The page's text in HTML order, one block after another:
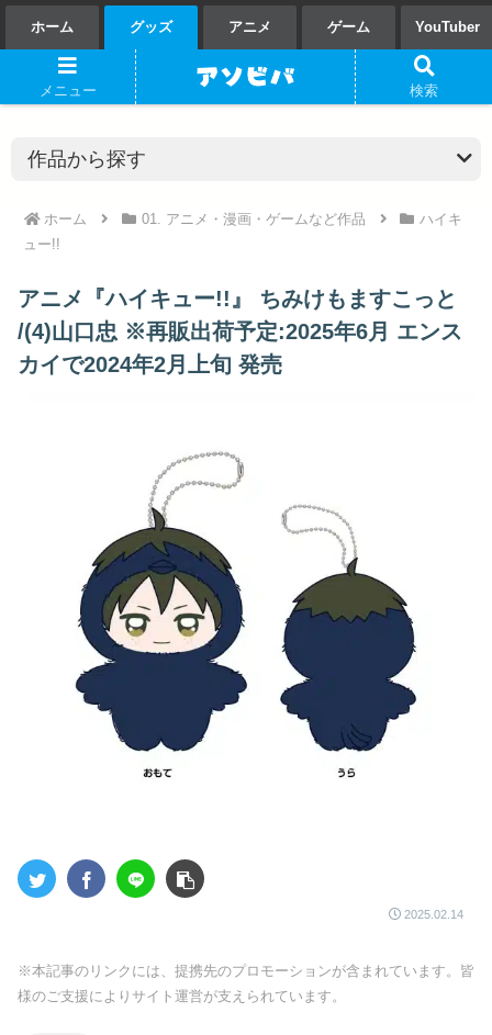
ホーム グッズ アニメ ゲーム YouTuber
ホーム 01. アニメ・漫画・ゲームなど作品
ハイキ
ュー!!
アニメ『ハイキュー!!』 ちみけもますこっと
/(4)山口忠 ※再販出荷予定:2025年6月 エンス
カイで2024年2月上旬 発売
2025.02.14
※本記事のリンクには、提携先のプロモーションが含まれています。皆
様のご支援によりサイト運営が支えられています。
メニュー 検索